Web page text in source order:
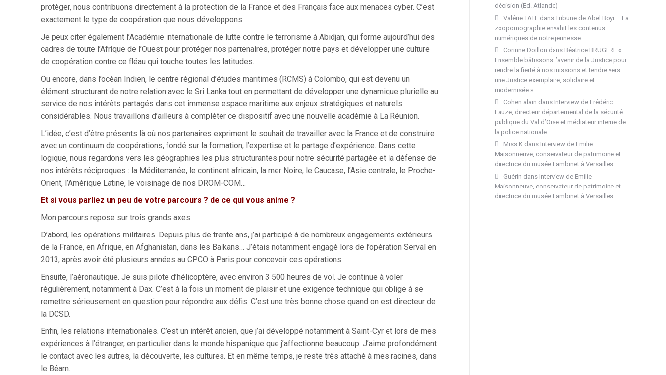
protéger, nous contribuons directement à la protection de la France et des Français face aux menaces cyber. C’est
exactement le type de coopération que nous développons.
Je peux citer également l’Académie internationale de lutte contre le terrorisme à Abidjan, qui forme aujourd’hui des
cadres de toute l’Afrique de l’Ouest pour protéger nos partenaires, protéger notre pays et développer une culture
de coopération contre ce fléau qui touche toutes les latitudes.
Ou encore, dans l’océan Indien, le centre régional d’études maritimes (RCMS) à Colombo, qui est devenu un
élément structurant de notre relation avec le Sri Lanka tout en permettant de développer une dynamique plurielle au
service de nos intérêts partagés dans cet immense espace maritime aux enjeux stratégiques et naturels
considérables. Nous travaillons d’ailleurs à compléter ce dispositif avec une nouvelle académie à La Réunion.
L’idée, c’est d’être présents là où nos partenaires expriment le souhait de travailler avec la France et de construire
avec un continuum de coopérations, fondé sur la formation, l’expertise et le partage d’expérience. Dans cette
logique, nous regardons vers les géographies les plus structurantes pour notre sécurité partagée et la défense de
nos intérêts réciproques : la Méditerranée, le continent africain, la mer Noire, le Caucase, l’Asie centrale, le Proche-
Orient, l’Amérique Latine, le voisinage de nos DROM-COM…
Et si vous parliez un peu de votre parcours ? de ce qui vous anime ?
Mon parcours repose sur trois grands axes.
D’abord, les opérations militaires. Depuis plus de trente ans, j’ai participé à de nombreux engagements extérieurs
de la France, en Afrique, en Afghanistan, dans les Balkans… J’étais notamment engagé lors de l’opération Serval en
2013, après avoir été plusieurs années au CPCO à Paris pour concevoir ces opérations.
Ensuite, l’aéronautique. Je suis pilote d’hélicoptère, avec environ 3 500 heures de vol. Je continue à voler
régulièrement, notamment à Dax. C’est à la fois un moment de plaisir et une exigence technique qui oblige à se
remettre sérieusement en question pour répondre aux défis. C’est une très bonne chose quand on est directeur de
la DCSD.
Enfin, les relations internationales. C’est un intérêt ancien, que j’ai développé notamment à Saint-Cyr et lors de mes
expériences à l’étranger, en particulier dans le monde hispanique que j’affectionne beaucoup. J’aime profondément
le contact avec les autres, la découverte, les cultures. Et en même temps, je reste très attaché à mes racines, dans
le Béarn.
décision (Ed. Atlande)
Valérie TATE dans Tribune de Abel Boyi – La
zoopornographie envahit les contenus
numériques de notre jeunesse
Corinne Doillon dans Béatrice BRUGÈRE «
Ensemble bâtissons l’avenir de la Justice pour
rendre la fierté à nos missions et tendre vers
une Justice exemplaire, solidaire et
modernisée »
Cohen alain dans Interview de Frédéric
Lauze, directeur départemental de la sécurité
publique du Val d’Oise et médiateur interne de
la police nationale
Miss K dans Interview de Emilie
Maisonneuve, conservateur de patrimoine et
directrice du musée Lambinet à Versailles
Guérin dans Interview de Emilie
Maisonneuve, conservateur de patrimoine et
directrice du musée Lambinet à Versailles